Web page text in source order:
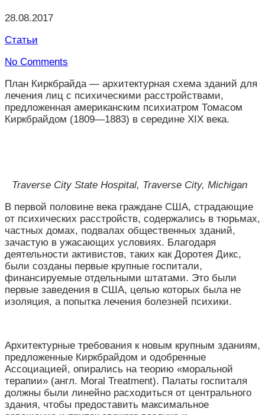
28.08.2017
Статьи
No Comments
План Киркбрайда — архитектурная схема зданий для
лечения лиц с психическими расстройствами,
предложенная американским психиатром Томасом
Киркбрайдом (1809—1883) в середине XIX века.
Traverse City State Hospital, Traverse City, Michigan
В первой половине века граждане США, страдающие
от психических расстройств, содержались в тюрьмах,
частных домах, подвалах общественных зданий,
зачастую в ужасающих условиях. Благодаря
деятельности активистов, таких как Доротея Дикс,
были созданы первые крупные госпитали,
финансируемые отдельными штатами. Это были
первые заведения в США, целью которых была не
изоляция, а попытка лечения болезней психики.
Архитектурные требования к новым крупным зданиям,
предложенные Киркбрайдом и одобренные
Ассоциацией, опирались на теорию «моральной
терапии» (англ. Moral Treatment). Палаты госпиталя
должны были линейно расходиться от центрального
здания, чтобы предоставить максимальное